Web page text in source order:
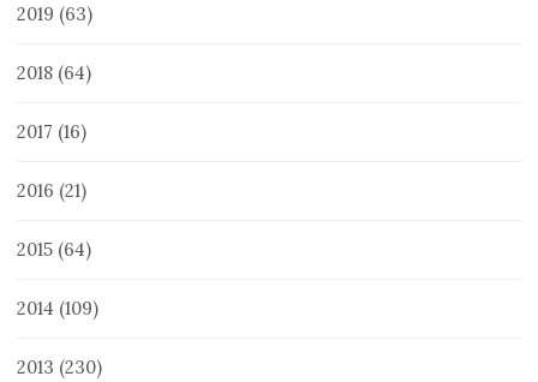
2019 (63)
2018 (64)
2017 (16)
2016 (21)
2015 (64)
2014 (109)
2013 (230)